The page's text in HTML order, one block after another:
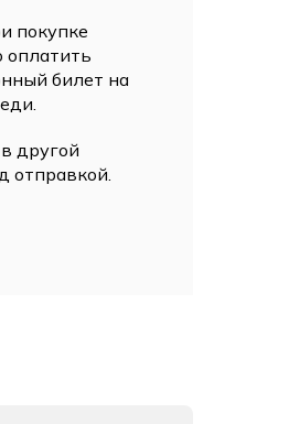
покупке
оплатить
билет на
другой
отправкой.